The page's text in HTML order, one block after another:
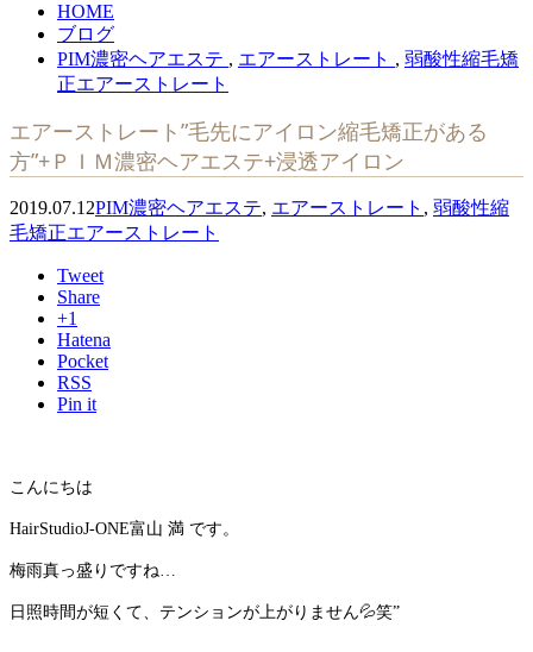
HOME
ブログ
PIM濃密ヘアエステ , エアーストレート , 弱酸性縮毛矯
正エアーストレート
エアーストレート”毛先にアイロン縮毛矯正がある
方”+ＰＩＭ濃密ヘアエステ+浸透アイロン
2019.07.12PIM濃密ヘアエステ, エアーストレート , 弱酸性縮
毛矯正エアーストレート
Tweet
Share
+1
Hatena
Pocket
RSS
Pin it
こんにちは
HairStudioJ-ONE富山 満 です。
梅雨真っ盛りですね…
日照時間が短くて、テンションが上がりません💦笑”